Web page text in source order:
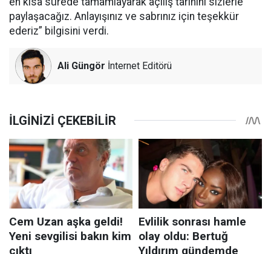
paylaşacağız. Anlayışınız ve sabrınız için teşekkür
ederiz” bilgisini verdi.
Ali Güngör İnternet Editörü